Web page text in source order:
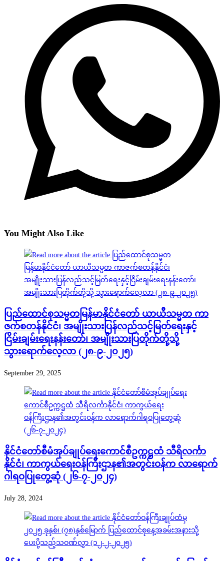
You Might Also Like
ပြည်ထောင်စုသမ္မတမြန်မာနိုင်ငံတော် ယာယီသမ္မတ ကာ
ဇက်စတန်နိုင်ငံ၊ အမျိုးသားပြန်လည်သင့်မြတ်ရေးနှင့်
ငြိမ်းချမ်းရေးနန်းတော်၊ အမျိုးသားပြတိုက်တို့သို့
သွားရောက်လေ့လာ (၂၈-၉-၂၀၂၅)
September 29, 2025
နိုင်ငံတော်စီမံအုပ်ချုပ်ရေးကောင်စီဥက္ကဋ္ဌထံ သီရိလင်္ကာ
နိုင်ငံ၊ ကာကွယ်ရေးဝန်ကြီးဌာန၏အတွင်းဝန်က လာရောက်
ဂါရဝပြုတွေ့ဆုံ (၂၆-၇-၂၀၂၄)
July 28, 2024